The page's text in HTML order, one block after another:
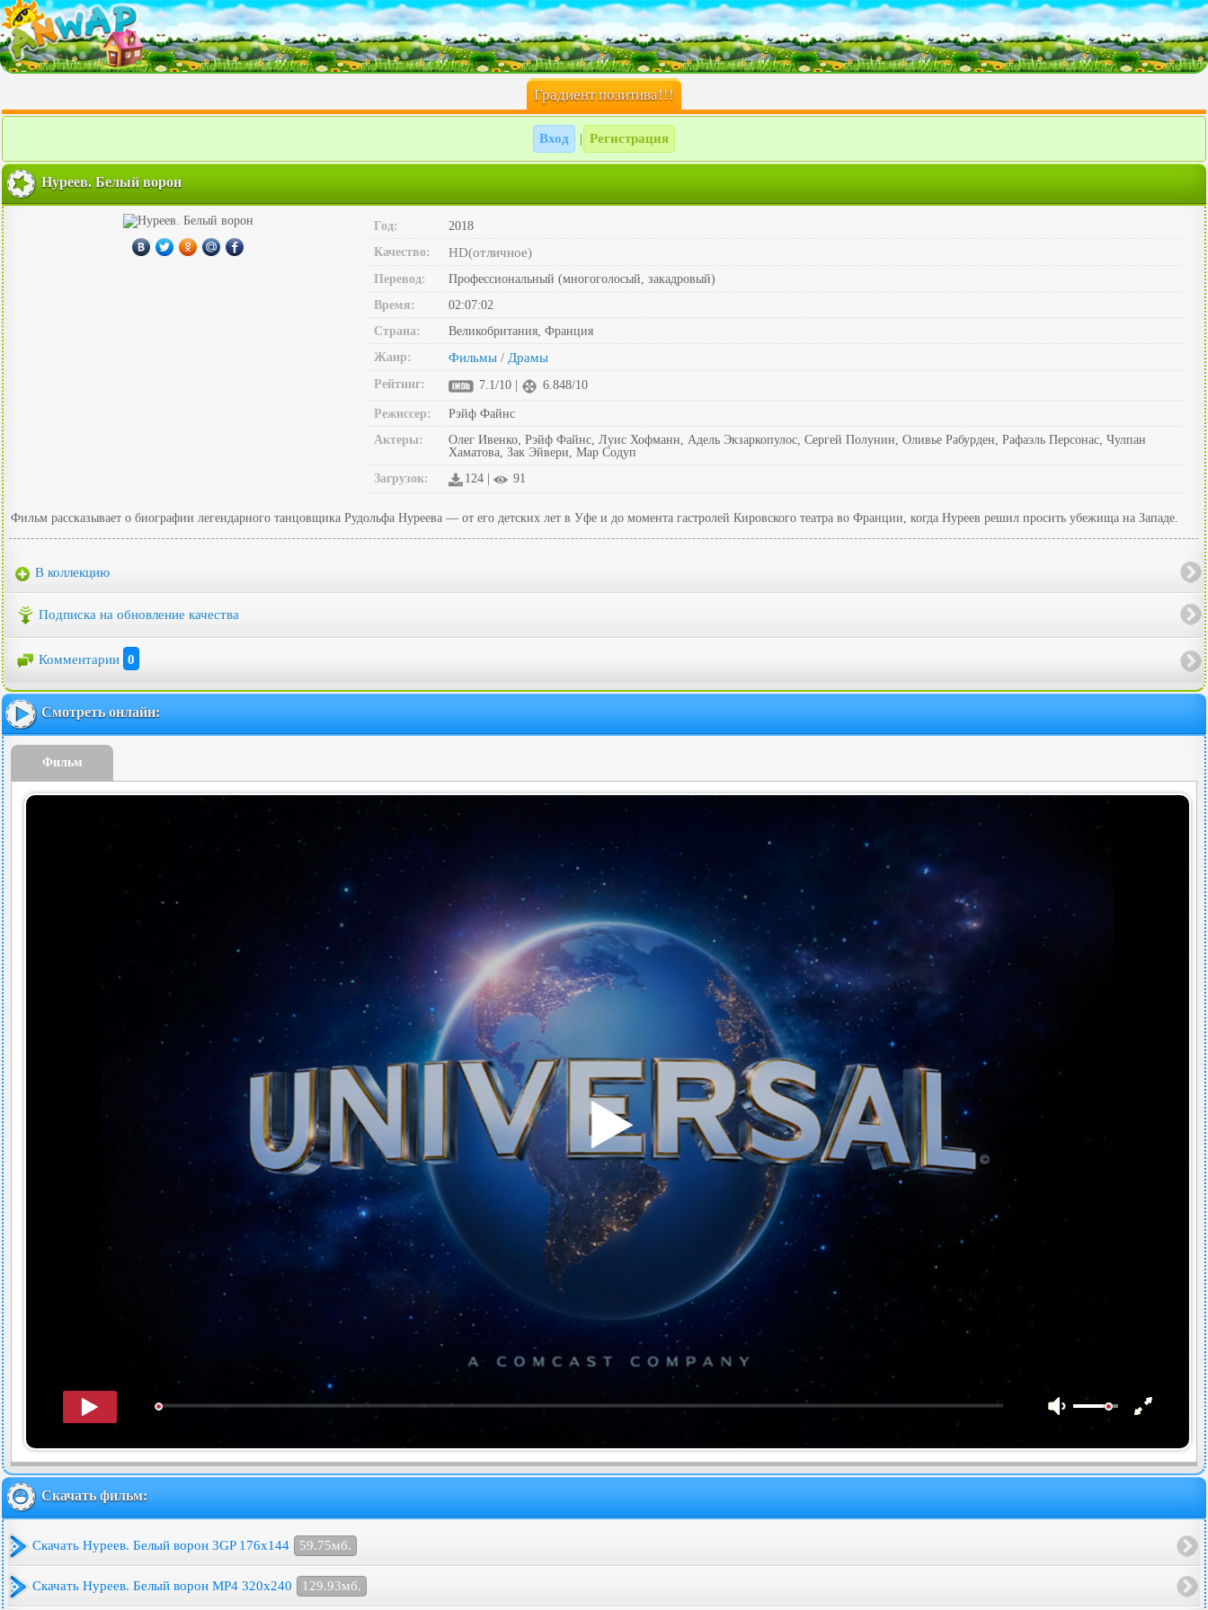
Градиент позитива!!!
Вход Регистрация
Нуреев. Белый ворон
Год:
2018
Качество:
HD(отличное)
Перевод:
Профессиональный (многоголосый, закадровый)
Время:
02:07:02
Страна:
Великобритания, Франция
Жанр:
Фильмы / Драмы
Рейтинг: 7.1/10 | 6.848/10
Режиссер:
Рэйф Файнс
Актеры:
Олег Ивенко, Рэйф Файнс, Луис Хофманн, Адель Экзаркопулос, Сергей Полунин, Оливье Рабурден, Рафаэль Персонас, Чулпан
Хаматова, Зак Эйвери, Мар Содуп
Загрузок:
124 | 91
Фильм рассказывает о биографии легендарного танцовщика Рудольфа Нуреева — от его детских лет в Уфе и до момента гастролей Кировского театра во Франции, когда Нуреев решил просить убежища на Западе.
В коллекцию
Подписка на обновление качества
Комментарии 0
Смотреть онлайн:
Фильм
Скачать фильм:
Скачать Нуреев. Белый ворон 3GP 176x144 59.75мб.
Скачать Нуреев. Белый ворон MP4 320x240 129.93мб.